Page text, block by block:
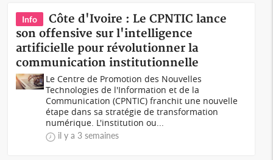
Info
Côte d'Ivoire : Le CPNTIC lance
son offensive sur l'intelligence
artificielle pour révolutionner la
communication institutionnelle
Le Centre de Promotion des Nouvelles
Technologies de l'Information et de la
Communication (CPNTIC) franchit une nouvelle
étape dans sa stratégie de transformation
numérique. L'institution ou...
il y a 3 semaines